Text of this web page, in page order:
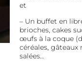
et
– Un buffet en
brioches, cakes
œufs à la coque
céréales,
salées…